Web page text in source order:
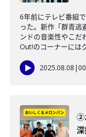
6年前にテレビ番組
った。新作「群青逃
ンドの音楽性やこだ
Out!のコーナーには
2025.08.08 |
②